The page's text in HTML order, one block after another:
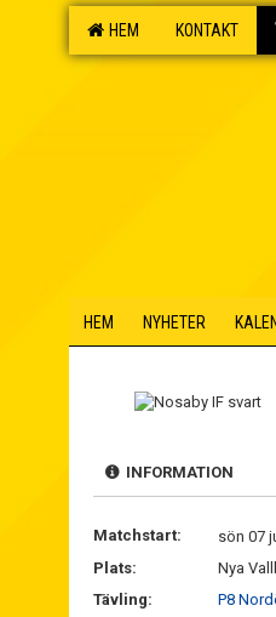
HEM KONTAKT
HEM NYHETER
INFORMATION
Matchstart:
sön 07
Plats:
Nya
Tävling:
P8